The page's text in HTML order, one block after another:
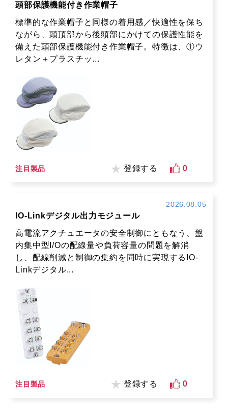
頭部保護機能付き作業帽子
標準的な作業帽子と同様の着用感／快適性を保ち
ながら、頭頂部から後頭部にかけての保護性能を
備えた頭部保護機能付き作業帽子。特徴は、①ウ
レタン＋プラスチッ...
注目製品 登録する 0
2026.08.05
IO-Linkデジタル出力モジュール
高電流アクチュエータの安全制御にともなう、盤
内集中型I/Oの配線量や負荷容量の問題を解消
し、配線削減と制御の集約を同時に実現するIO-
Linkデジタル...
注目製品 登録する 0